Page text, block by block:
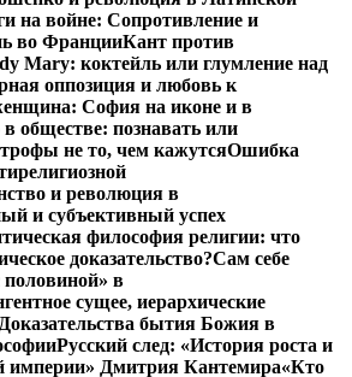
на войне: Сопротивление и
во ФранцииКант против
Mary: коктейль или глумление над
оппозиция и любовь к
София на иконе и в
в обществе: познавать или
не то, чем кажутсяОшибка
и революция в
и субъективный успех
философия религии: что
доказательство?Сам себе
половиной» в
сущее, иерархические
Доказательства бытия Божия в
Русский след: «История роста и
империи» Дмитрия Кантемира«Кто